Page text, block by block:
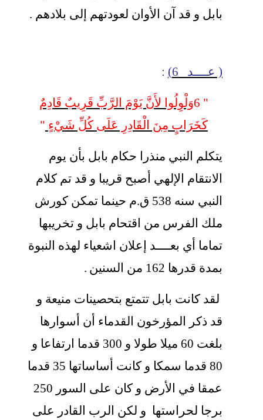
بابل و قد آن الأوان لعودتهم إلى بلادهم .
( عــــد 6) :
"
6وَلْوِلُوا لأَنَّ يَوْمَ الرَّبِّ قَرِيبٌ قَادِمٌ
كَخَرَابٍ مِنَ الْقَادِرِ عَلَى كُلِّ شَيْءٍ "
يتكلم النبي منذرا حكام بابل بأن يوم
الانتقام الإلهي أصبح قريبا و قد تم كلام
النبي سنه 538 ق.م حينما تمكن كورش
ملك الفرس من اقتحام بابل و تخريبها
تماما أي بعــــد إعلان اشعياء لهذه النبوة
بمدة قدرها 162 من السنين
.
لقد كانت بابل تتمتع بتحصينات منيعة و
قد ذكر المؤرخون القدماء أن أسوارها
بلغت 60 ميلا طولا و 300 قدما ارتفاعا و
80 قدما سمكا و كانت أساساتها 35 قدما
عمقا في الأرض و كان على السور 250
برجا لحراستها و لكن الرب القادر على